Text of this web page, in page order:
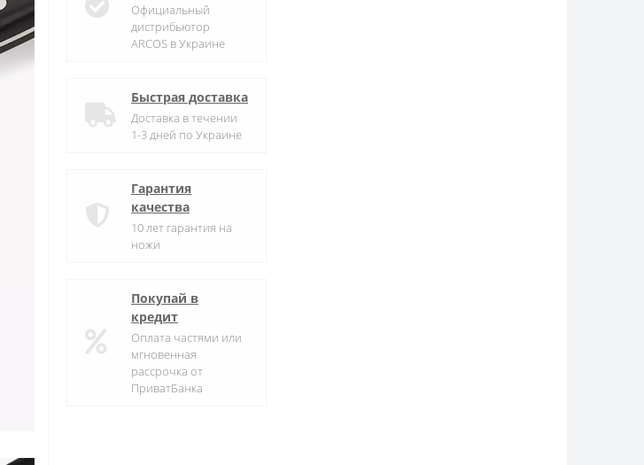
Официальный
дистрибьютор
ARCOS в Украине
Быстрая доставка
Доставка в течении
1-3 дней по Украине
Гарантия
качества
10 лет гарантия на
ножи
Покупай в
кредит
Оплата частями или
мгновенная
рассрочка от
ПриватБанка